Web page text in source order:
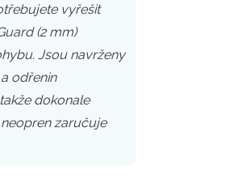
vyřešit
(2 mm)
Jsou navrženy
odřenin
dokonale
zaručuje